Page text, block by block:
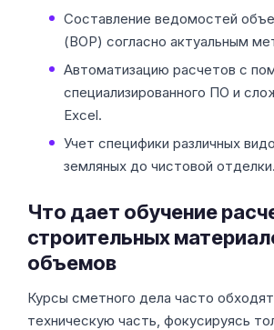
Составление ведомостей
(ВОР) согласно актуальным
Автоматизацию расчетов с
специализированного ПО и
Excel.
Учет специфики различных
земляных до чистовой отделки.
Что дает обучение
строительных
объемов
Курсы сметного дела часто
техническую часть, фокусируясь